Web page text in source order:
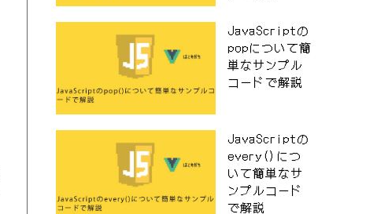
JavaScriptの
popについて簡
単なサンプル
コードで解説
JavaScriptの
every()につ
いて簡単なサ
ンプルコード
で解説